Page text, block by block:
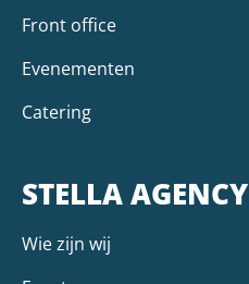
Front office
Evenementen
Catering
STELLA AGENCY
Wie zijn wij